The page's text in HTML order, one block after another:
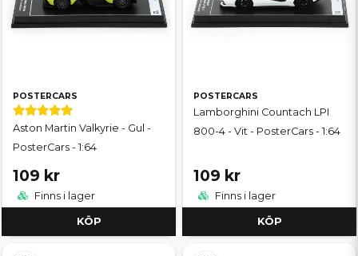
POSTERCARS
Aston Martin Valkyrie - Gul -
PosterCars - 1:64
109 kr
Finns i lager
KÖP
POSTERCARS
Lamborghini Countach LPI
800-4 - Vit - PosterCars - 1:64
109 kr
Finns i lager
KÖP